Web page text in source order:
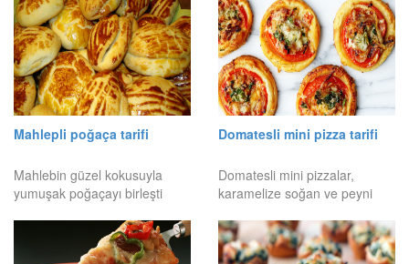
Mahlepli poğaça tarifi
Mahlebin güzel kokusuyla
yumuşak poğaçayı birleşti
Domatesli mini pizza tarifi
Domatesli mini pizzalar,
karamelize soğan ve peyni